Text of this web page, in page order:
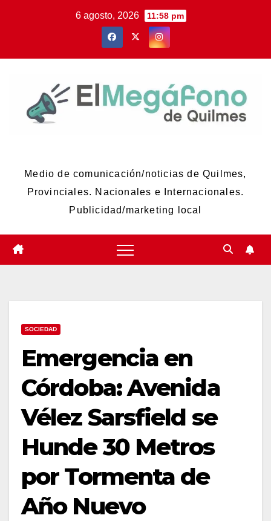
6 agosto, 2026 11:58 pm
Medio de comunicación/noticias de Quilmes,
Provinciales. Nacionales e Internacionales.
Publicidad/marketing local
SOCIEDAD
Emergencia en
Córdoba: Avenida
Vélez Sarsfield se
Hunde 30 Metros
por Tormenta de
Año Nuevo